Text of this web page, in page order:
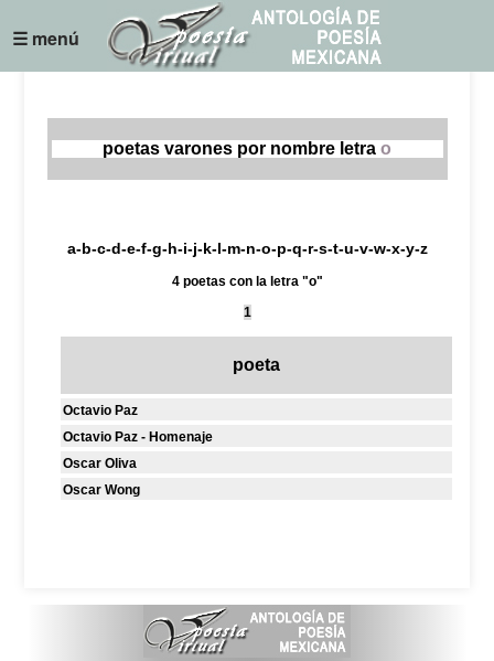
☰ menú
poetas varones por nombre letra o
a-b-c-d-e-f-g-h-i-j-k-l-m-n-o-p-q-r-s-t-u-v-w-x-y-z
4 poetas con la letra "o"
1
poeta
Octavio Paz
Octavio Paz - Homenaje
Oscar Oliva
Oscar Wong